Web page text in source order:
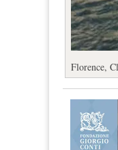
Florence,